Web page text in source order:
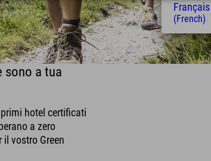
sono a tua
hotel certificati
a zero
il vostro Green
Français
(French)